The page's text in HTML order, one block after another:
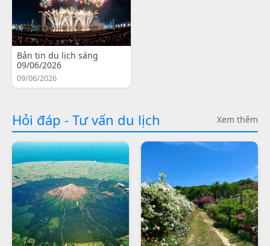
Bản tin du lịch sáng
09/06/2026
09/06/2026
Hỏi đáp - Tư vấn du lịch Xem thêm